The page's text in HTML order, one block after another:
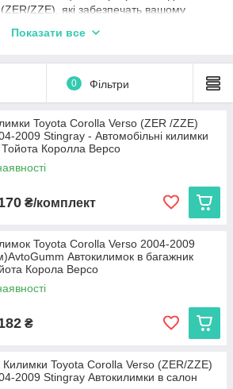
ZZE), які забезпечать вашому
виробників, таких як Stingray, Avto
поліуретан та гума, забезпечують
а різноманітність типів
євроборт) дозволяє вибрати найбільш
залежно від ваших уподобань та умов
та висока зносостійкість.
2,5 см— надійний захист
погодні умови.
з євробортом з каучуку для
коврики з високим бортиком 3,5 см
і преміального вигляду.
в Україні, що гарантує високу
та насолоджуйтеся чистотою і
кілометрі дороги!
Показати все
0 Фільтри
Toyota Corolla Verso (ZER /ZZE)
2009 Stingray - Автомобільні килимки
Королла Версо
₴/комплект
Toyota Corolla Verso 2004-2009
Автокилимок в багажник
Корола Версо
₴
Килимки Toyota Corolla Verso (ZER/ZZE)
2009 Stingray Автокилимки в салон